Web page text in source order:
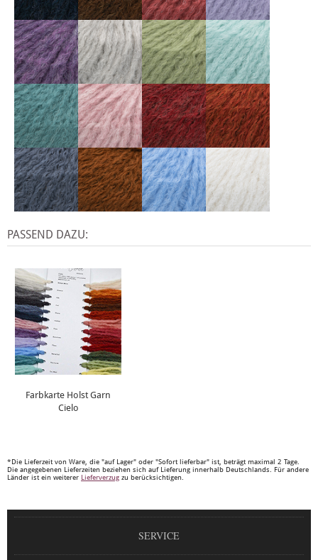
PASSEND DAZU:
Farbkarte Holst Garn
Cielo
*Die Lieferzeit von Ware, die "auf Lager" oder "Sofort lieferbar" ist, beträgt maximal 2 Tage.
Die angegebenen Lieferzeiten beziehen sich auf Lieferung innerhalb Deutschlands. Für andere
Länder ist ein weiterer Lieferverzug zu berücksichtigen.
SERVICE